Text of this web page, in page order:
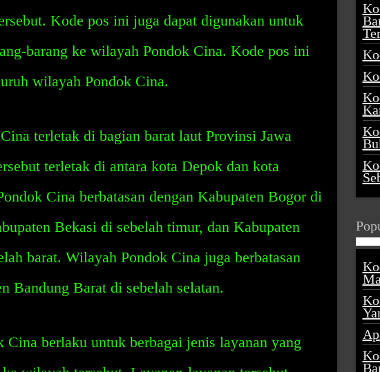
Kode pos ini juga dapat digunakan untuk
barang ke wilayah Pondok Cina. Kode pos ini
wilayah Pondok Cina.
terletak di bagian barat laut Provinsi Jawa
terletak di antara kota Depok dan kota
Cina berbatasan dengan Kabupaten Bogor di
Bekasi di sebelah timur, dan Kabupaten
barat. Wilayah Pondok Cina juga berbatasan
Bandung Barat di sebelah selatan.
Cina berlaku untuk berbagai jenis layanan yang